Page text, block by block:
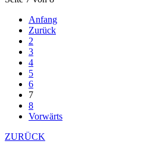
Anfang
Zurück
2
3
4
5
6
7
8
Vorwärts
ZURÜCK